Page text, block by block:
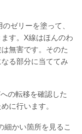
ゼリーを塗って、
す。X線はほんのわ
無害です。そのた
る部分に当ててみ
の転移を確認した
に行います。
細かい箇所を見るこ